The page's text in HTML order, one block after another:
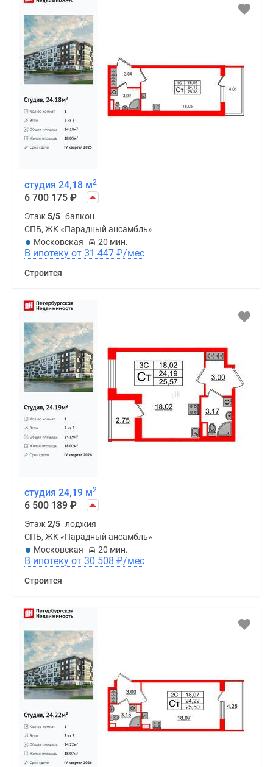
студия 24,18 м2
6 700 175 ₽
Этаж5/5 балкон
СПБ, ЖК «Парадный ансамбль»
Московская
20 мин.
В ипотеку от 31 447 ₽/мес
Строится
студия 24,19 м2
6 500 189 ₽
Этаж2/5 лоджия
СПБ, ЖК «Парадный ансамбль»
Московская
20 мин.
В ипотеку от 30 508 ₽/мес
Строится